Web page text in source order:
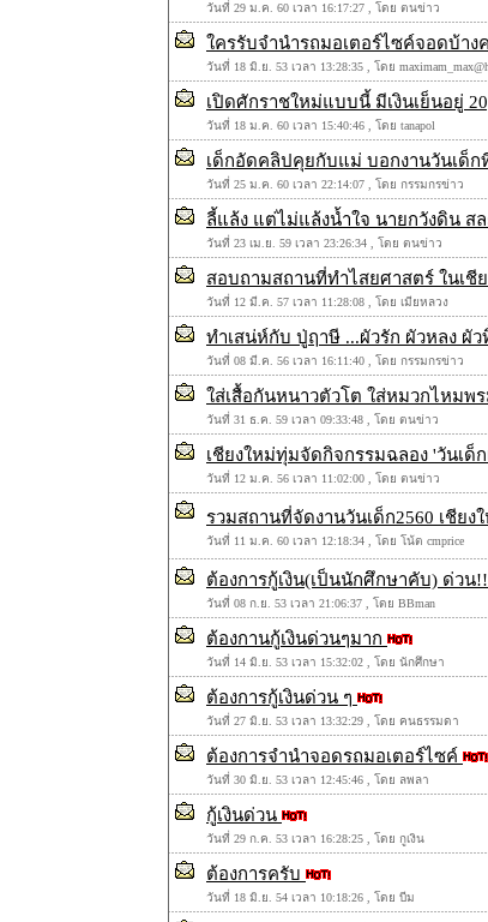
วันที่ 29 ม.ค. 60 เวลา 16:17:27 , โดย ตนข่าว
ใครรับจำนำรถมอเตอร์ไซค์จอดบ้าง
วันที่ 18 มิ.ย. 53 เวลา 13:28:35 , โดย
เปิดศักราชใหม่แบบนี้ มีเงินเย็นอยู่
วันที่ 18 ม.ค. 60 เวลา 15:40:46 , โดย tanapol
เด็กอัดคลิปคุยกับแม่ บอกงานวันเด็ก
วันที่ 25 ม.ค. 60 เวลา 22:14:07 , โดย กรรมกรข่าว
ลี้แล้ง แต่ไม่แล้งน้ำใจ นายกวังดิน
วันที่ 23 เม.ย. 59 เวลา 23:26:34 , โดย ตนข่าว
สอบถามสถานที่ทำไสยศาสตร์ ในเชี
วันที่ 12 มี.ค. 57 เวลา 11:28:08 , โดย เมียหลวง
ทำเสน่ห์กับ ปู่ฤาษี ...ผัวรัก ผัวหลง ผั
วันที่ 08 มี.ค. 56 เวลา 16:11:40 , โดย กรรมกรข่าว
ใส่เสื้อกันหนาวตัวโต ใส่หมวกไหมพร
วันที่ 31 ธ.ค. 59 เวลา 09:33:48 , โดย ตนข่าว
เชียงใหม่ทุ่มจัดกิจกรรมฉลอง 'วันเ
วันที่ 12 ม.ค. 56 เวลา 11:02:00 , โดย ตนข่าว
รวมสถานที่จัดงานวันเด็ก2560 เชีย
วันที่ 11 ม.ค. 60 เวลา 12:18:34 , โดย โน้ต cmprice
ต้องการกู้เงิน(เป็นนักศึกษาคับ) ด่วน
วันที่ 08 ก.ย. 53 เวลา 21:06:37 , โดย BBman
ต้องกานกู้เงินด่วนๆมาก
วันที่ 14 มิ.ย. 53 เวลา 15:32:02 , โดย นักศึกษา
ต้องการกู้เงินด่วน ๆ
วันที่ 27 มิ.ย. 53 เวลา 13:32:29 , โดย คนธรรมดา
ต้องการจำนำจอดรถมอเตอร์ไซค์
วันที่ 30 มิ.ย. 53 เวลา 12:45:46 , โดย ลพลา
กู้เงินด่วน
วันที่ 29 ก.ค. 53 เวลา 16:28:25 , โดย กูเงิน
ต้องการครับ
วันที่ 18 มิ.ย. 54 เวลา 10:18:26 , โดย บีม